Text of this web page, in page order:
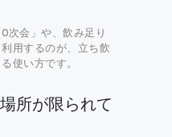
次会」や、飲み足り
用するのが、立ち飲
使い方です。
所が限られて